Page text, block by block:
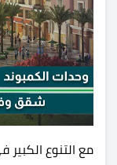
مع التنوع